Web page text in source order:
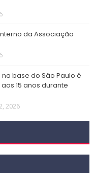
da Associação
base do São Paulo é
15 anos durante
2026